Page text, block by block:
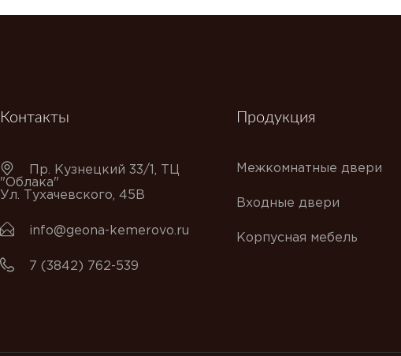
Контакты
Пр. Кузнецкий 33/1, ТЦ
"Облака"
Ул. Тухачевского, 45В
info@geona-kemerovo.ru
7 (3842) 762-539
Продукция
Межкомнатные двери
Входные двери
Корпусная мебель